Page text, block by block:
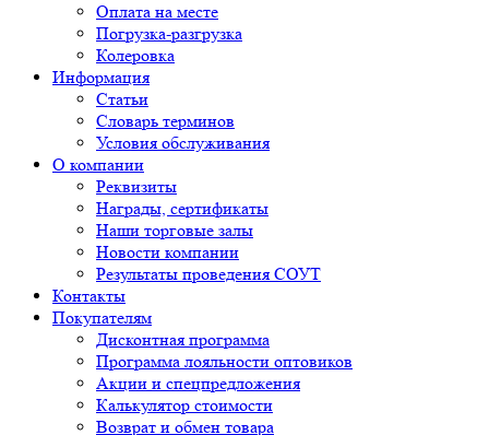
Оплата на месте
Погрузка-разгрузка
Колеровка
Информация
Статьи
Словарь терминов
Условия обслуживания
О компании
Реквизиты
Награды, сертификаты
Наши торговые залы
Новости компании
Результаты проведения СОУТ
Контакты
Покупателям
Дисконтная программа
Программа лояльности оптовиков
Акции и спецпредложения
Калькулятор стоимости
Возврат и обмен товара